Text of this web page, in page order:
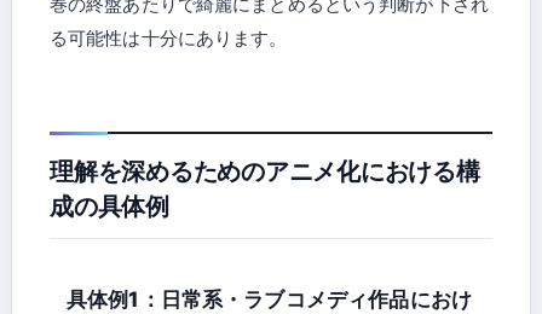
る可能性は十分にあります。
理解を深めるためのアニメ化における構
成の具体例
具体例1：日常系・ラブコメディ作品におけ